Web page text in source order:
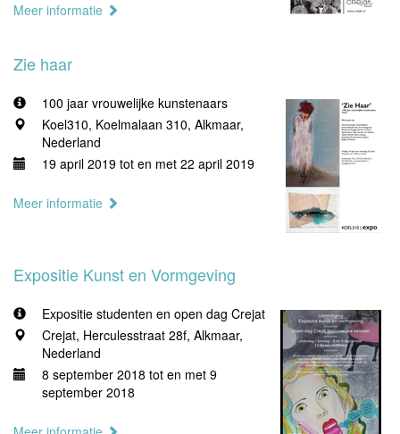
Meer informatie
Zie haar
100 jaar vrouwelijke kunstenaars
Koel310, Koelmalaan 310, Alkmaar,
Nederland
19 april 2019 tot en met 22 april 2019
Meer informatie
Expositie Kunst en Vormgeving
Expositie studenten en open dag Crejat
Crejat, Herculesstraat 28f, Alkmaar,
Nederland
8 september 2018 tot en met 9
september 2018